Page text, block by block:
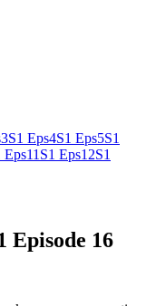
S1 Eps4S1 Eps5S1
Eps11 S1 Eps12S1
Episode 16